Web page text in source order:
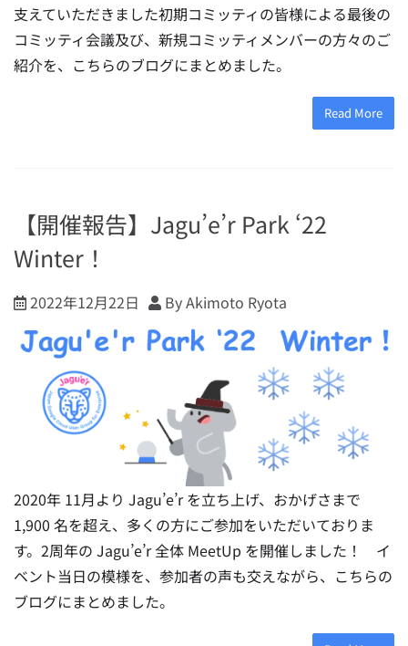
支えていただきました初期コミッティの皆様による最後の
コミッティ会議及び、新規コミッティメンバーの方々のご
紹介を、こちらのブログにまとめました。
Read More
【開催報告】Jagu’e’r Park ‘22
Winter！
2022年12月22日 By Akimoto Ryota
2020年 11月より Jagu’e’r を立ち上げ、おかげさまで
1,900 名を超え、多くの方にご参加をいただいておりま
す。2周年の Jagu’e’r 全体 MeetUp を開催しました！ イ
ベント当日の模様を、参加者の声も交えながら、こちらの
ブログにまとめました。